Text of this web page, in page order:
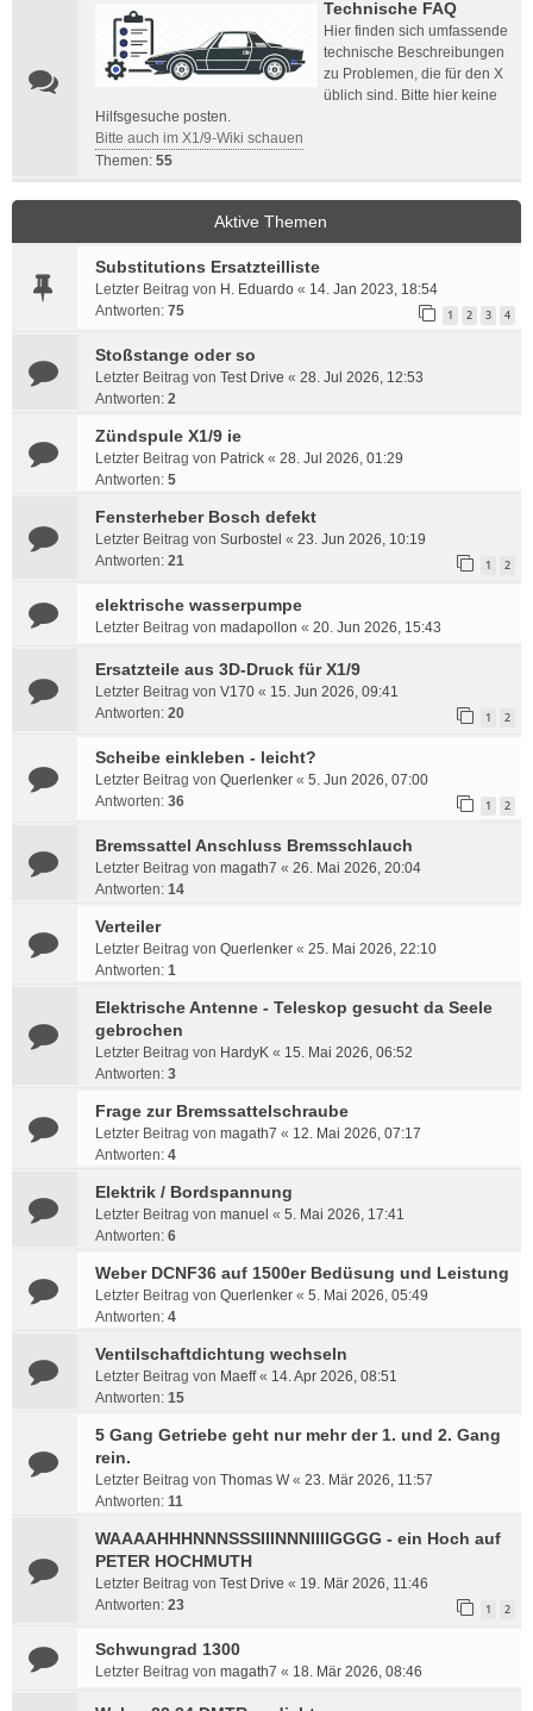
Technische FAQ
Hier finden sich umfassende
technische Beschreibungen
zu Problemen, die für den X
üblich sind. Bitte hier keine
Hilfsgesuche posten.
Bitte auch im X1/9-Wiki schauen
Themen: 55
Aktive Themen
Substitutions Ersatzteilliste
Letzter Beitrag von H. Eduardo « 14. Jan 2023, 18:54
Antworten: 75 1 2 3 4
Stoßstange oder so
Letzter Beitrag von Test Drive « 28. Jul 2026, 12:53
Antworten: 2
Zündspule X1/9 ie
Letzter Beitrag von Patrick « 28. Jul 2026, 01:29
Antworten: 5
Fensterheber Bosch defekt
Letzter Beitrag von Surbostel « 23. Jun 2026, 10:19
Antworten: 21 1 2
elektrische wasserpumpe
Letzter Beitrag von madapollon « 20. Jun 2026, 15:43
Ersatzteile aus 3D-Druck für X1/9
Letzter Beitrag von V170 « 15. Jun 2026, 09:41
Antworten: 20 1 2
Scheibe einkleben - leicht?
Letzter Beitrag von Querlenker « 5. Jun 2026, 07:00
Antworten: 36 1 2
Bremssattel Anschluss Bremsschlauch
Letzter Beitrag von magath7 « 26. Mai 2026, 20:04
Antworten: 14
Verteiler
Letzter Beitrag von Querlenker « 25. Mai 2026, 22:10
Antworten: 1
Elektrische Antenne - Teleskop gesucht da Seele
gebrochen
Letzter Beitrag von HardyK « 15. Mai 2026, 06:52
Antworten: 3
Frage zur Bremssattelschraube
Letzter Beitrag von magath7 « 12. Mai 2026, 07:17
Antworten: 4
Elektrik / Bordspannung
Letzter Beitrag von manuel « 5. Mai 2026, 17:41
Antworten: 6
Weber DCNF36 auf 1500er Bedüsung und Leistung
Letzter Beitrag von Querlenker « 5. Mai 2026, 05:49
Antworten: 4
Ventilschaftdichtung wechseln
Letzter Beitrag von Maeff« 14. Apr 2026, 08:51
Antworten: 15
5 Gang Getriebe geht nur mehr der 1. und 2. Gang
rein.
Letzter Beitrag von Thomas W« 23. Mär 2026, 11:57
Antworten: 11
WAAAAHHHNNNSSSIIINNNIIIIGGGG - ein Hoch auf
PETER HOCHMUTH
Letzter Beitrag von Test Drive « 19. Mär 2026, 11:46
Antworten: 23 1 2
Schwungrad 1300
Letzter Beitrag von magath7 « 18. Mär 2026, 08:46